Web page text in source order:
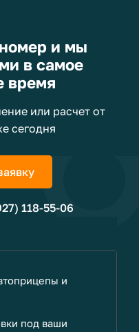
и мы
в самое
время
или расчет от
сегодня
118-55-06
и
под ваши